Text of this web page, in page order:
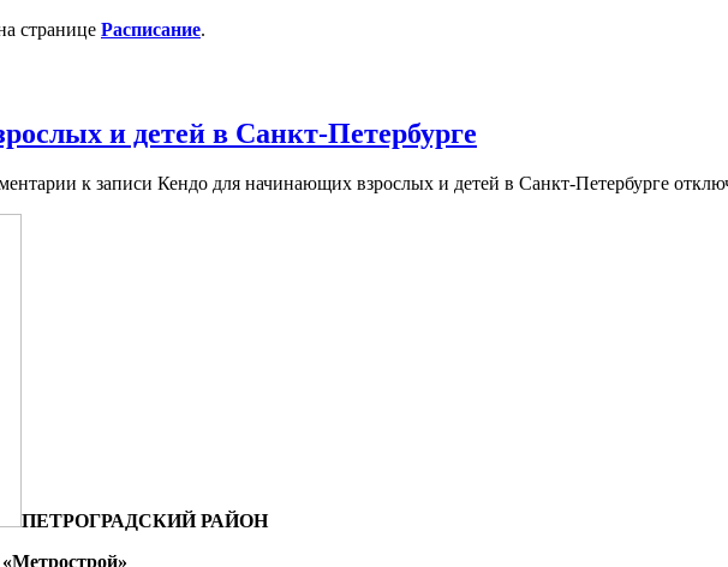
странице Расписание.
и детей в Санкт-Петербурге
к записи Кендо для начинающих взрослых и детей в Санкт-Петербурге
ПЕТРОГРАДСКИЙ РАЙОН